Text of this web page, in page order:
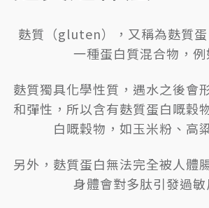
麩質（gluten），又稱為麩質
一種蛋白質混合物，
麩質獨具化學性質，遇水之後會
和彈性，所以含有麩質蛋白嘅穀
白嘅穀物，如玉米粉、高
另外，麩質蛋白無法完全被人體
身體會對多肽引發過